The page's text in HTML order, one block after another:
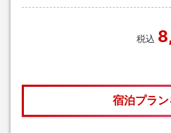
車場ご１泊1200円でご優待。詳細はフ
税込
宿泊プラ